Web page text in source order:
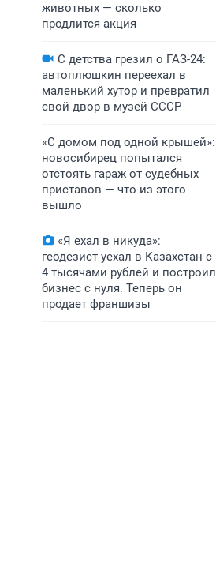
животных — сколько
продлится акция
С детства грезил о ГАЗ-24:
автоплюшкин переехал в
маленький хутор и превратил
свой двор в музей СССР
«С домом под одной крышей»:
новосибирец попытался
отстоять гараж от судебных
приставов — что из этого
вышло
«Я ехал в никуда»:
геодезист уехал в Казахстан с
4 тысячами рублей и построил
бизнес с нуля. Теперь он
продает франшизы